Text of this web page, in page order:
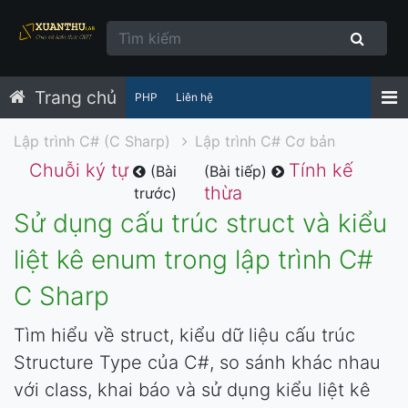
Trang chủ PHP Liên hệ
Lập trình C# (C Sharp) Lập trình C# Cơ bản
Chuỗi ký tự
(Bài
trước)
(Bài tiếp)
Tính kế
thừa
Sử dụng cấu trúc struct và kiểu
liệt kê enum trong lập trình C#
C Sharp
Tìm hiểu về struct, kiểu dữ liệu cấu trúc
Structure Type của C#, so sánh khác nhau
với class, khai báo và sử dụng kiểu liệt kê